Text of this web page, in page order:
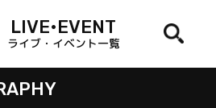
LIVE•EVENT
ライブ・イベント一覧